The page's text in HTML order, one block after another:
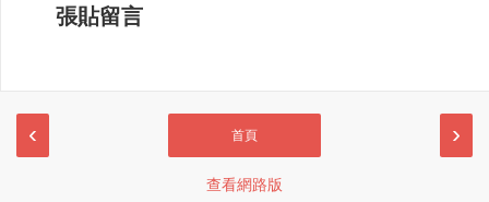
張貼留言
‹ ›
首頁
查看網路版